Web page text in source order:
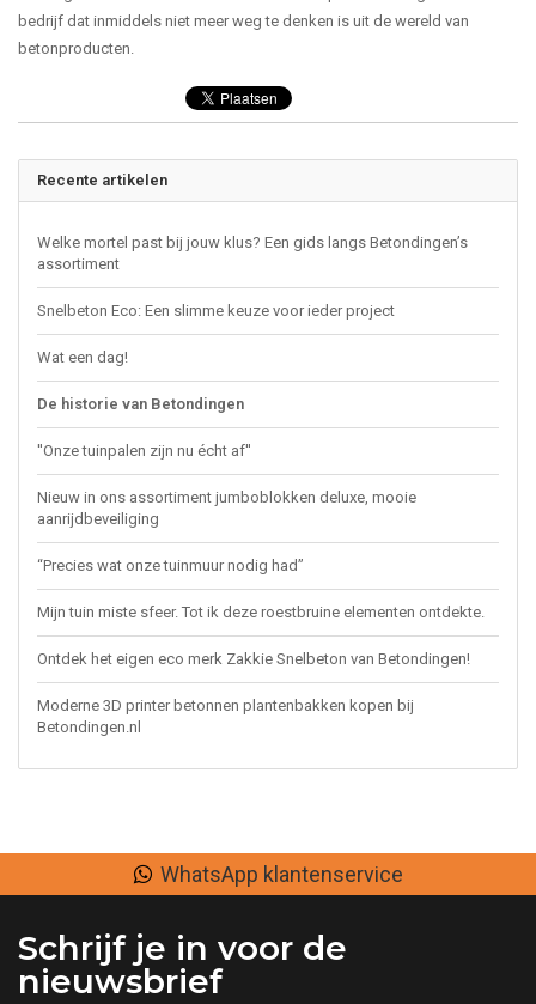
bedrijf dat inmiddels niet meer weg te denken is uit de wereld van
betonproducten.
Recente artikelen
Welke mortel past bij jouw klus? Een gids langs Betondingen’s
assortiment
Snelbeton Eco: Een slimme keuze voor ieder project
Wat een dag!
De historie van Betondingen
''Onze tuinpalen zijn nu écht af''
Nieuw in ons assortiment jumboblokken deluxe, mooie
aanrijdbeveiliging
“Precies wat onze tuinmuur nodig had”
Mijn tuin miste sfeer. Tot ik deze roestbruine elementen ontdekte.
Ontdek het eigen eco merk Zakkie Snelbeton van Betondingen!
Moderne 3D printer betonnen plantenbakken kopen bij
Betondingen.nl
WhatsApp klantenservice
Schrijf je in voor de
nieuwsbrief